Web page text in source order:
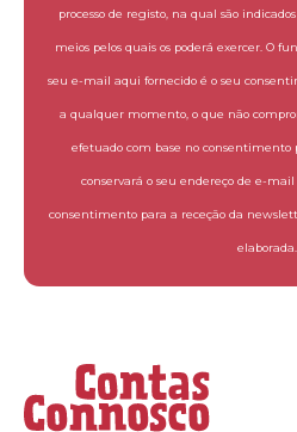
processo de registo, na qual são
meios pelos quais os poderá exercer. O
seu e-mail aqui fornecido é o seu
a qualquer momento, o que não
efetuado com base no consentimento
conservará o seu endereço de e-
consentimento para a receção da
elaborada.